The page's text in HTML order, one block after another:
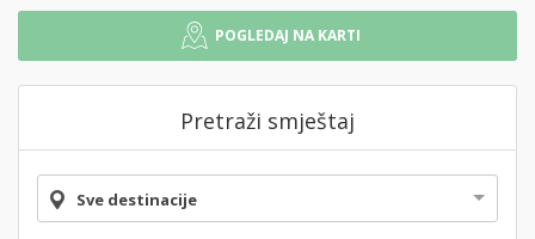
POGLEDAJ NA KARTI
Pretraži smještaj
Sve destinacije